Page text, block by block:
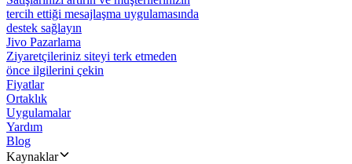
tercih ettiği mesajlaşma uygulamasında
destek sağlayın
Jivo Pazarlama
Ziyaretçileriniz siteyi terk etmeden
önce ilgilerini çekin
Fiyatlar
Ortaklık
Uygulamalar
Yardım
Blog
Kaynaklar